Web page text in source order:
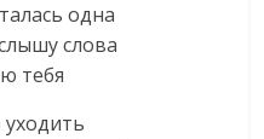
одна
слова
тебя